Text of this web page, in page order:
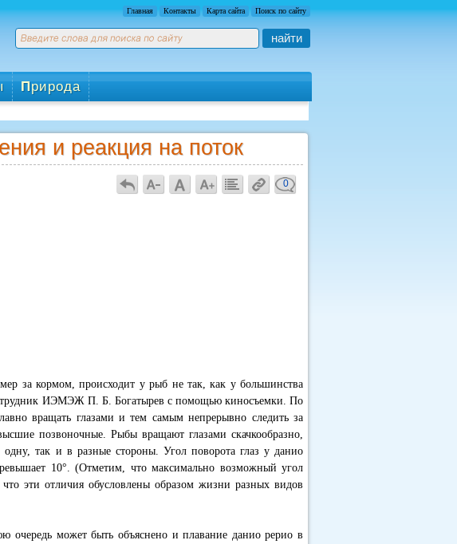
Главная Контакты Карта сайта Поиск по сайту
найти
Природа
и реакция на поток
0
за кормом, происходит у рыб не так, как у большинства
ИЭМЭЖ П. Б. Богатырев с помощью киносъемки. По
вращать глазами и тем самым непрерывно следить за
позвоночные. Рыбы вращают глазами скачкообразно,
так и в разные стороны. Угол поворота глаз у данио
10°. (Отметим, что максимально возможный угол
эти отличия обусловлены образом жизни разных видов
очередь может быть объяснено и плавание данио рерио в